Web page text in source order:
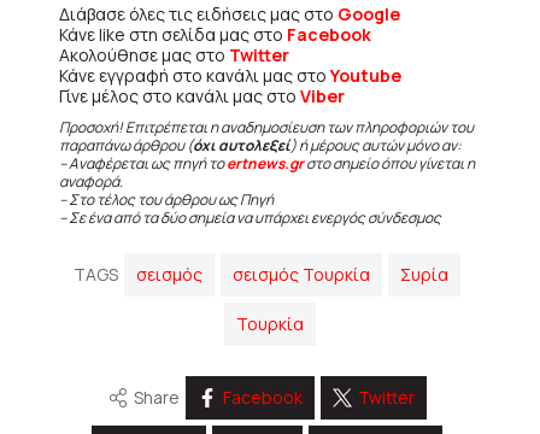
Διάβασε όλες τις ειδήσεις μας στο Google
Κάνε like στη σελίδα μας στο Facebook
Ακολούθησε μας στο Twitter
Κάνε εγγραφή στο κανάλι μας στοYoutube
Γίνε μέλος στο κανάλι μας στο Viber
Προσοχή! Επιτρέπεται η αναδημοσίευση των πληροφοριών του
παραπάνω άρθρου (όχι αυτολεξεί) ή μέρους αυτών μόνο αν:
– Αναφέρεται ως πηγή τοertnews.grστο σημείο όπου γίνεται η
αναφορά.
– Στο τέλος του άρθρου ως Πηγή
– Σε ένα από τα δύο σημεία να υπάρχει ενεργός σύνδεσμος
TAGS σεισμός σεισμός Τουρκία Συρία
Τουρκία
Share Facebook Twitter